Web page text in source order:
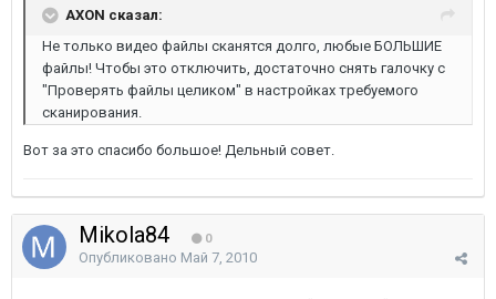
AXON сказал:
Не только видео файлы сканятся долго, любые БОЛЬШИЕ
файлы! Чтобы это отключить, достаточно снять галочку с
"Проверять файлы целиком" в настройках требуемого
сканирования.
Вот за это спасибо большое! Дельный совет.
Mikola84 0
Опубликовано Май 7, 2010